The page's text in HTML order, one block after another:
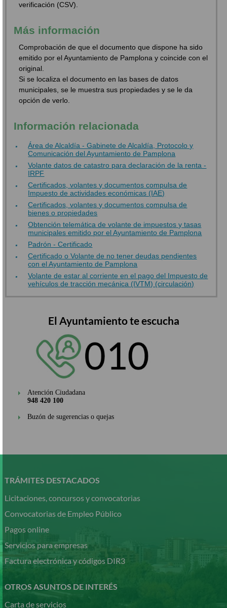
verificación (CSV).
Más información
Comprobación de que el documento que dispone ha sido
emitido por el Ayuntamiento de Pamplona y coincide con el
original.
Si se localiza el documento en las bases de datos
municipales, se le muestra sus propiedades y se le da
opción de verlo.
Información relacionada
Área de Alcaldía - Gabinete de Alcaldía, Protocolo y
Comunicación del Ayuntamiento de Pamplona
Volante datos de catastro para declaración de la renta -
IRPF
Certificados, volantes y documentos compulsa de
Impuesto de actividades económicas (IAE)
Certificados, volantes y documentos compulsa de
bienes o propiedades
Obtención telemática de volante de impuestos y tasas
municipales emitido por el Ayuntamiento de Pamplona
Padrón - Certificado
Certificado o Volante de no tener deudas pendientes
con el Ayuntamiento de Pamplona
Volante de estar al corriente en el pago del Impuesto de
vehículos de tracción mecánica (IVTM) (circulación)
El Ayuntamiento te escucha
Atención Ciudadana
948 420 100
Buzón de sugerencias o quejas
contenido
TRÁMITES DESTACADOS
Licitaciones, concursos y convocatorias
Convocatorias de Empleo Público
Pagos online
Servicios para empresas
Factura electrónica y códigos DIR3
OTROS ASUNTOS DE INTERÉS
Carta de servicios